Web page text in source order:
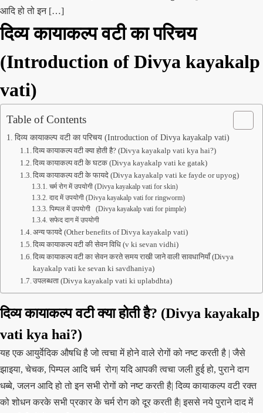
आदि हो तो इन […]
दिव्य कायाकल्प वटीका परिचय
(Introduction of Divya kayakalp
vati)
Table of Contents
दिव्य कायाकल्प वटी का परिचय (Introduction of Divya kayakalp vati)
दिव्य कायाकल्प वटी क्या होती है? (Divya kayakalp vati kya hai?)
दिव्य कायाकल्प वटी के घटक (Divya kayakalp vati ke gatak)
दिव्य कायाकल्प वटी के फायदे (Divya kayakalp vati ke fayde or upyog)
चर्म रोग में उपयोगी (Divya kayakalp vati for skin)
दाद में उपयोगी (Divya kayakalp vati for ringworm)
पिम्पल में उपयोगी (Divya kayakalp vati for pimple)
सफेद दाग में उपयोगी
अन्य फायदे (Other benefits of Divya kayakalp vati)
दिव्य कायाकल्प वटी की सेवन विधि (v ki sevan vidhi)
दिव्य कायाकल्प वटी का सेवन करते समय राखी जाने वाली सावधानियाँ (Divya
kayakalp vati ke sevan ki savdhaniya)
उपलब्धता (Divya kayakalp vati ki uplabdhta)
दिव्य कायाकल्प वटी क्या होती है? (Divya kayakalp
vati kya hai?)
यह एक आयुर्वेदिक औषधि है जो त्वचा में होने वाले रोगों को नष्ट करती है | जैसे
झाइया, चेचक, पिम्पल आदि चर्म रोग| यदि आपकी त्वचा जली हुई हो, पुराने दाग
धब्बे, जलन आदि हो तो इन सभी रोगों को नष्ट करती है| दिव्य कायाकल्प वटी रक्त
को शोधन करके सभी प्रकार के चर्म रोग को दूर करती है| इससे नये पुराने दाद में